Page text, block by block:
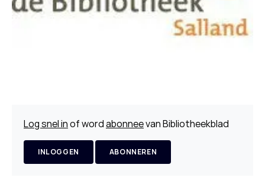
Log snel inof wordabonneevan Bibliotheekblad
INLOGGEN ABONNEREN